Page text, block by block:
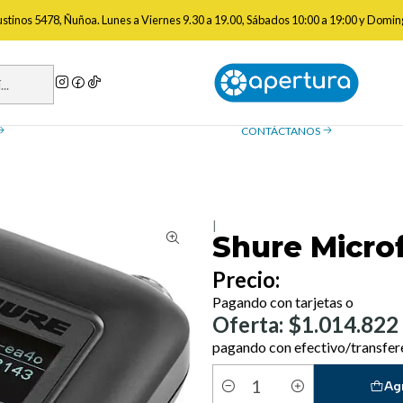
5478, Ñuñoa. Lunes a Viernes 9.30 a 19.00, Sábados 10:00 a 19:00 y
Micrófonos Receptores y Trasnmisores Especiales Shure
de reembolso
necesitas saber sobre las
Contáctanos
¿Tienes preguntas? Estamos
CONTÁCTANOS
Shure
Precio:
Pagando con tarjetas o
Oferta: $1.014.822
pagando con efectivo/
Cantidad